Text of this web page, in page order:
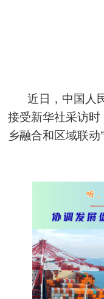
近日，中国人
接受新华社采访
乡融合和区域联动